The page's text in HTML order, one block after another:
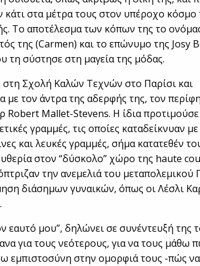
στα μέτρα τους στον υπέροχο κόσμο
Το αποτέλεσμα των κόπων της το
της (Carmen) και το επώνυμο της Josy
τη σύστησε στη μαγεία της μόδας.
στη Σχολή Καλών Τεχνών στο Παρίσι και
τον άντρα της αδερφής της, τον
Robert Mallet-Stevens. Η ίδια προτιμούσε
γραμμές, τις οποίες καταδείκνυαν
και λευκές γραμμές, σήμα κατατεθέν
στον “δύσκολο” χώρο της haute
την ανεμελιά του μεταπολεμικού
διάσημων γυναικών, όπως οι Λέσλι
εαυτό μου”, δηλώνει σε συνέντευξή της
για τους νεότερους, για να τους μάθω
εμπιστοσύνη στην ομορφιά τους -πώς να